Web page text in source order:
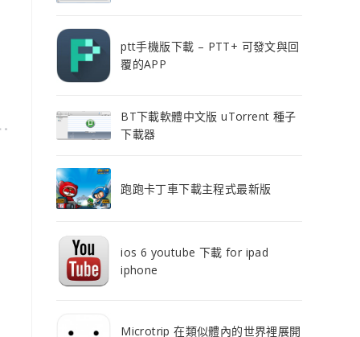
ptt手機版下載 – PTT+ 可發文與回
覆的APP
BT下載軟體中文版 uTorrent 種子
下載器
跑跑卡丁車下載主程式最新版
ios 6 youtube 下載 for ipad
iphone
Microtrip 在類似體內的世界裡展開